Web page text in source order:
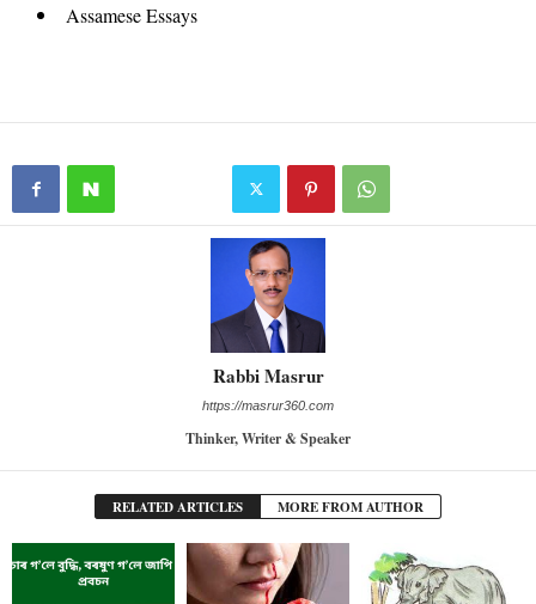
Assamese Essays
Rabbi Masrur
https://masrur360.com
Thinker, Writer & Speaker
RELATED ARTICLES MORE FROM AUTHOR